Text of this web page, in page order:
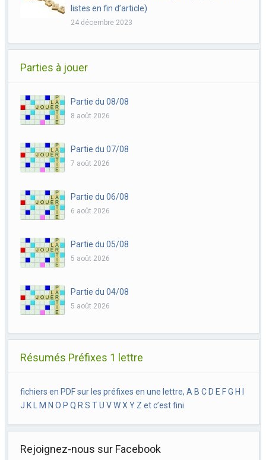
listes en fin d’article)
24 décembre 2023
Parties à jouer
Partie du 08/08
8 août 2026
Partie du 07/08
7 août 2026
Partie du 06/08
6 août 2026
Partie du 05/08
5 août 2026
Partie du 04/08
5 août 2026
Résumés Préfixes 1 lettre
fichiers en PDF sur les préfixes en une lettre, A B C D E F G H I
J K L M N O P Q R S T U V W X Y Z et c’est fini
Rejoignez-nous sur Facebook